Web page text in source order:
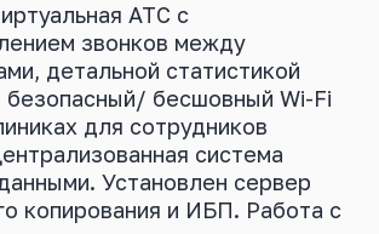
АТС с
звонков между
детальной статистикой
бесшовный Wi-Fi
для сотрудников
система
Установлен сервер
копирования и ИБП. Работа с